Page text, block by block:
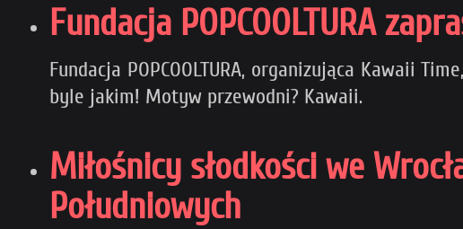
Fundacja POPCOOLTURA
Fundacja POPCOOLTURA, organizująca Kawaii
byle jakim! Motyw przewodni? Kawaii.
Miłośnicy słodkości we
Południowych